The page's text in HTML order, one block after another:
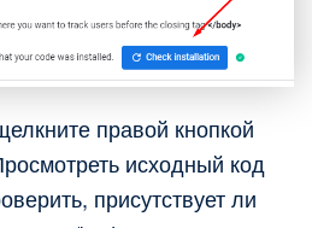
правой кнопкой
исходный код
присутствует ли